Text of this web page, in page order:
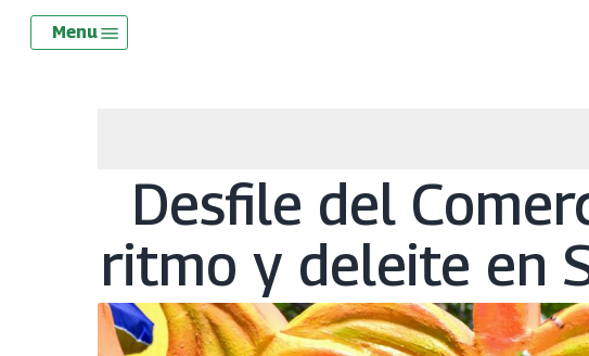
Skip
Menu
Desfile del
ritmo y deleite en
Menu